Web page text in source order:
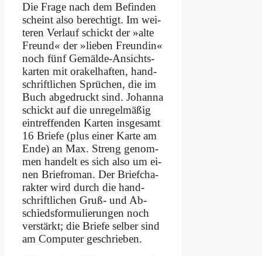
Die Fra­ge nach dem Be­fin­den
scheint al­so be­rech­tigt. Im wei­
te­ren Ver­lauf schickt der »al­te
Freund« der »lie­ben Freun­din«
noch fünf Ge­mäl­de-An­sichts­
kar­ten mit ora­kel­haf­ten, hand­
schrift­li­chen Sprü­chen, die im
Buch ab­ge­druckt sind. Jo­han­na
schickt auf die un­re­gel­mä­ßig
ein­tref­fen­den Kar­ten ins­ge­samt
16 Brie­fe (plus ei­ner Kar­te am
En­de) an Max. Streng ge­nom­
men han­delt es sich al­so um ei­
nen Brief­ro­man. Der Brief­cha­
rak­ter wird durch die hand­
schrift­li­chen Gruß- und Ab­
schieds­for­mu­lie­run­gen noch
ver­stärkt; die Brie­fe sel­ber sind
am Com­pu­ter ge­schrie­ben.